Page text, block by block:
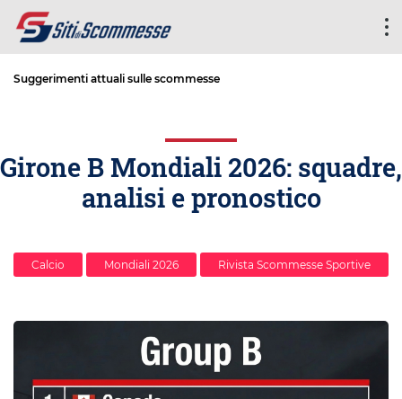
Suggerimenti attuali sulle scommesse
Girone B Mondiali 2026: squadre,
analisi e pronostico
Calcio Mondiali 2026 Rivista Scommesse Sportive